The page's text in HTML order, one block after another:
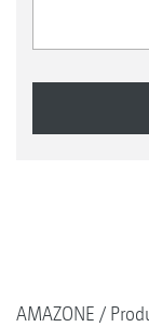
AMAZONE